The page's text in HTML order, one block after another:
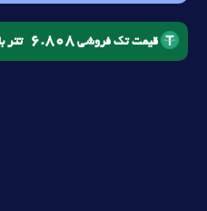
قیمت تک فروشی 6.808 تتر